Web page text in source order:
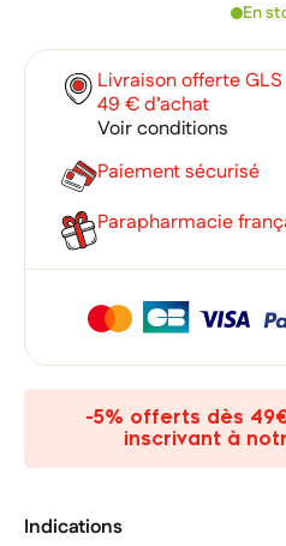
En
Livraison offerte
49 € d’achat
Voir conditions
Paiement sécurisé
Parapharmacie
-5% offerts dès
inscrivant à
Indications
Ajouter à ma liste d'envies
Créer une nouvelle liste
Créer une liste d'envies
Connexion
Vous devez être connecté pour
liste d'envies.